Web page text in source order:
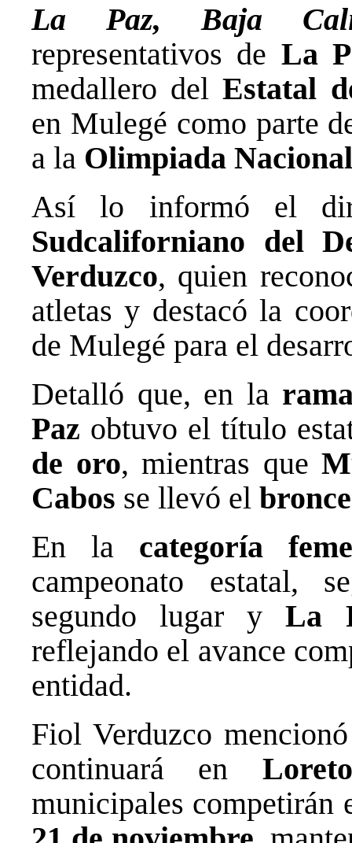
La Paz, Baja
representativos de La
medallero delEstatal
en Mulegé como parte
a la Olimpiada
Así lo informó el
Sudcaliforniano del
Verduzco, quien
atletas y destacó la
de Mulegé para el
Detalló que, en la
Paz obtuvo el título
de oro, mientras que
Cabos se llevó el bronce
En la categoría
campeonato estatal,
segundo lugar yLa
reflejando el avance
entidad.
Fiol Verduzco
continuará en Loreto
municipales competirán